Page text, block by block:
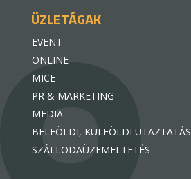
ÜZLETÁGAK
EVENT
ONLINE
MICE
PR & MARKETING
MEDIA
BELFÖLDI, KÜLFÖLDI UTAZTATÁS
SZÁLLODAÜZEMELTETÉS